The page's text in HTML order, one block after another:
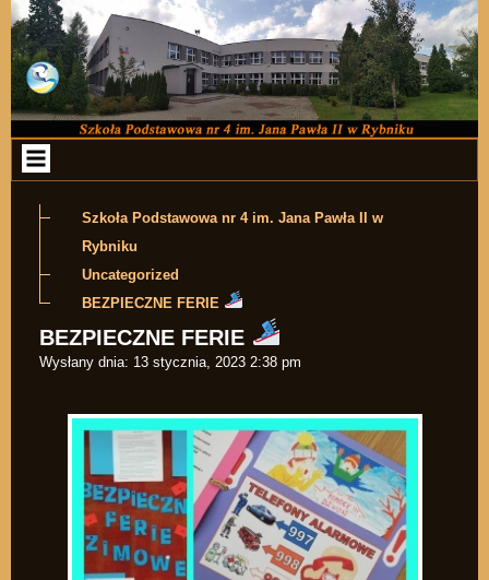
Przejdź do zawartości
Szkoła Podstawowa nr 4 im. Jana Pawła II w
Rybniku
Uncategorized
BEZPIECZNE FERIE
BEZPIECZNE FERIE
Wysłany dnia: 13 stycznia, 2023 2:38 pm